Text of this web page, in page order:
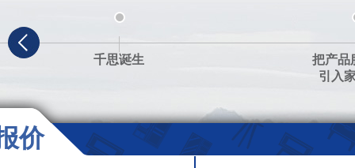
千思诞生
把产品
引入
价